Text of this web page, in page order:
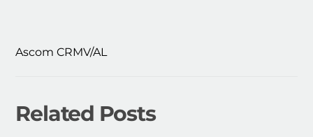
Ascom CRMV/AL
Related Posts